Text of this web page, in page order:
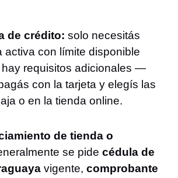
de crédito: solo necesitás
activa con límite disponible
hay requisitos adicionales —
con la tarjeta y elegís las
o en la tienda online.
de tienda o
se pide cédula de
vigente, comprobante